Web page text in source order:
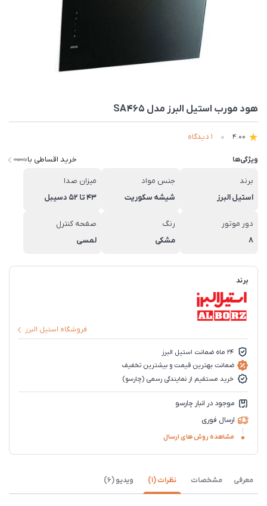
هود مورب استیل البرز مدل SA465
4.00 1 دیدگاه
ویژگی‌ها خرید اقساطی با
برند
استیل البرز
جنس مواد
شیشه سکوریت
میزان صدا
43 تا 52 دسیبل
دور موتور
8
رنگ
مشکی
صفحه کنترل
لمسی
برند
فروشگاه استیل البرز
24 ماه ضمانت استیل البرز
ضمانت بهترین قیمت و بیشترین تخفیف
خرید مستقیم از نمایندگی رسمی (چارسو)
موجود در انبار چارسو
ارسال فوری
مشاهده روش های ارسال
معرفی مشخصات نظرات (1) ویدیو (6)